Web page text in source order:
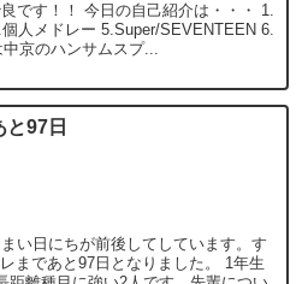
です！！ 今日の自己紹介は・・・ 1.
人メドレー 5.Super/SEVENTEEN 6.
京のハンサムスプ...
と97日
い日にちが前後してしています。す
まであと97日となりました。 1年生